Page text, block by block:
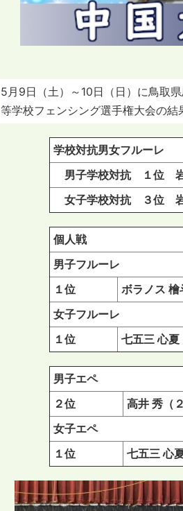
5月9日（土）～10日（日）に鳥取
等学校フェンシング選手権大会の結
学校対抗男女フルーレ
男子学校対抗 １位
女子学校対抗 ３位
個人戦
男子フルーレ
１位
ボラノス 檜
女子フルーレ
１位
七五三 心夏
男子エペ
２位
高井 秀（
女子エペ
１位
七五三 心